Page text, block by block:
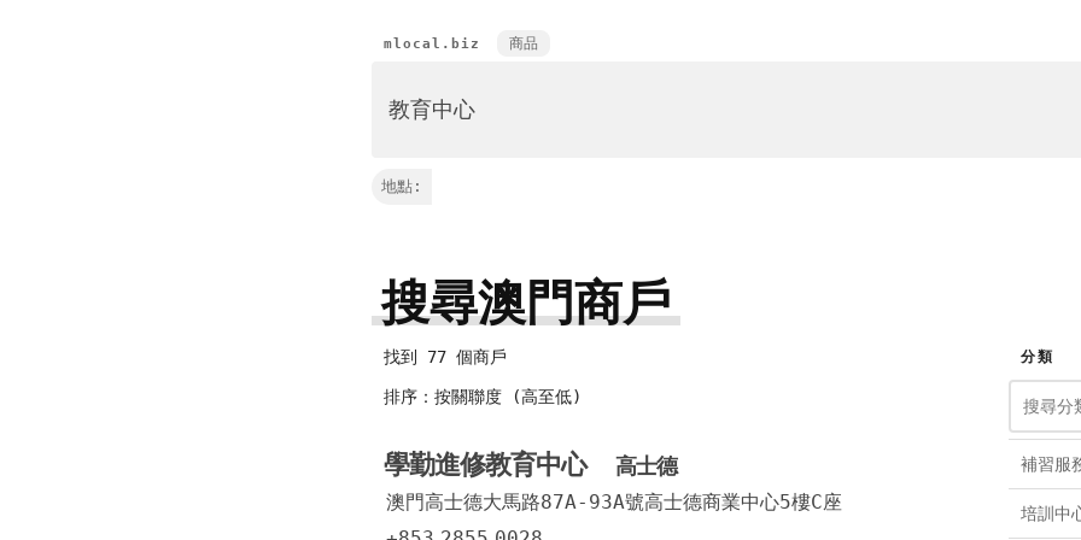
mlocal.biz 商品
地點:
搜尋澳門商戶
找到 77 個商戶
排序：按關聯度 (高至低)
學勤進修教育中心 高士德
澳門高士德大馬路87A-93A號高士德商業中心5樓C座
分類
補習服
培訓中